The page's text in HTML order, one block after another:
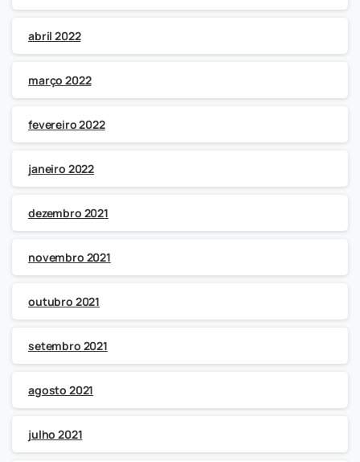
abril 2022
março 2022
fevereiro 2022
janeiro 2022
dezembro 2021
novembro 2021
outubro 2021
setembro 2021
agosto 2021
julho 2021